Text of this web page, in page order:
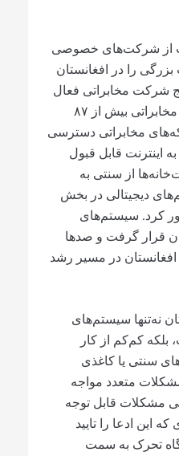
از شرکت‌های خصوصی
را در افغانستان
شرکت مخابراتی فعال
شد. با فعال شدن شرکت‌های مخابراتی بیش از ۸۷
مخابراتی دسترسی
قابل قبول
از سنتی به
دیجیتالی در بخش
کرد‌. سیستم‌های
قرار گرفت و صدها
در مسیر رشد
نه‌تنها سیستم‌های
کم‌کم از کار
سنتی یا کاغذی
متعدد مواجه
مشکلات قابل توجه
این ادعا را تایید
تحرک به سمت